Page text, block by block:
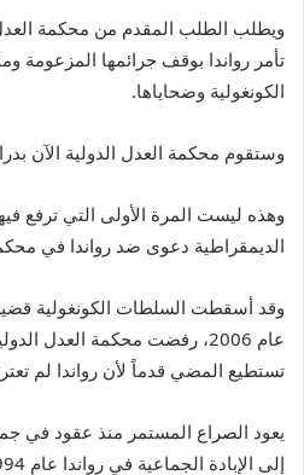
ويطلب الطلب المقدم من محكمة العدل
تأمر رواندا بوقف جرائمها المزعومة
الكونغولية وضحاياها.
وستقوم محكمة العدل الدولية الآن
وهذه ليست المرة الأولى التي ترفع
الديمقراطية دعوى ضد رواندا في
عام 2006، رفضت محكمة العدل
تستطيع المضي قدماً لأن رواندا لم
يعود الصراع المستمر منذ عقود في
إلى الإبادة الجماعية في رواندا عام 1994.